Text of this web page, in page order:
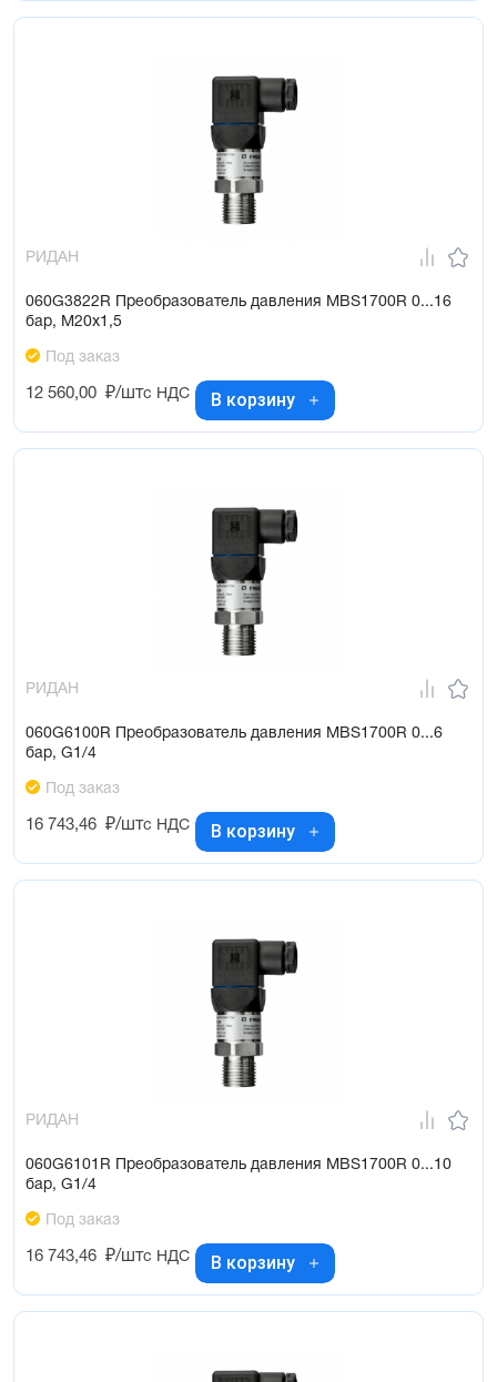
РИДАН
060G3822R Преобразователь давления MBS1700R 0...16
бар, М20х1,5
Под заказ
12 560,00 ₽/штс НДС В корзину
РИДАН
060G6100R Преобразователь давления MBS1700R 0...6
бар, G1/4
Под заказ
16 743,46 ₽/штс НДС В корзину
РИДАН
060G6101R Преобразователь давления MBS1700R 0...10
бар, G1/4
Под заказ
16 743,46 ₽/штс НДС В корзину